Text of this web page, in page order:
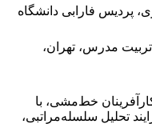
پردیس فارابی دانشگاه
تربیت مدرس، تهران،
خط‌مشی، با
تحلیل سلسله‌مراتبی،